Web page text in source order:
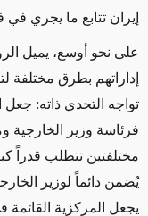
إيران تتابع ما يجري في
على نحو أوسع، يميل
إداراتهم بطرق مختلفة
تواجه التحدي ذاته:
فرئاسة وزير الخارجية
مختلفتين تتطلب قدراً
يُضمن دائماً لوزير
يجعل المركزية القائمة